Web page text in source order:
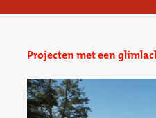
Projecten met een